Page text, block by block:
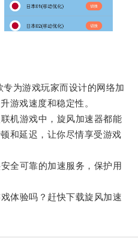
为游戏玩家而设计的网络加
游戏速度和稳定性。
游戏中，旋风加速器都能
和延迟，让你尽情享受游戏
可靠的加速服务，保护用
验吗？赶快下载旋风加速